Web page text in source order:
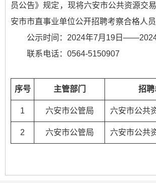
员公告》规定，现将六安市公共资源交
安市市直事业单位公开招聘考察合格人员
公示时间：2024年7月19日
联系电话：0564-5150907
序号 主管部门 招聘
1 六安市公管局 六安市公共
2 六安市公管局 六安市公共